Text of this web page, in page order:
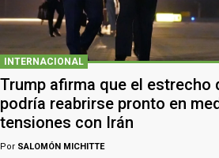
INTERNACIONAL
Trump afirma que el estrecho
podría reabrirse pronto en
tensiones con Irán
Por SALOMÓN MICHITTE